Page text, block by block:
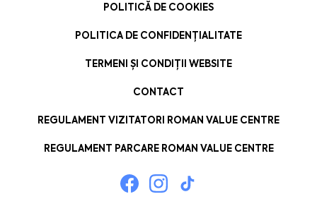
POLITICĂ DE COOKIES
POLITICA DE CONFIDENȚIALITATE
TERMENI ȘI CONDIȚII WEBSITE
CONTACT
REGULAMENT VIZITATORI ROMAN VALUE CENTRE
REGULAMENT PARCARE ROMAN VALUE CENTRE